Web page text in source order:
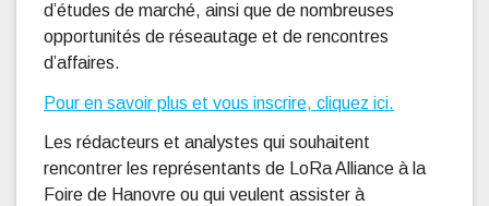
d’études de marché, ainsi que de nombreuses
opportunités de réseautage et de rencontres
d’affaires.
Pour en savoir plus et vous inscrire, cliquez ici.
Les rédacteurs et analystes qui souhaitent
rencontrer les représentants de LoRa Alliance à la
Foire de Hanovre ou qui veulent assister à